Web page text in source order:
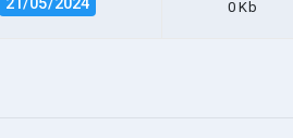
21/05/2024 0 Kb